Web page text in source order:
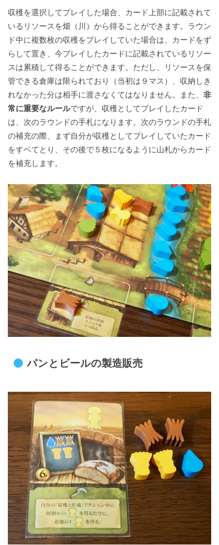
収穫を選択してプレイした場合、カード上部に記載されて
いるリソースを畑（川）から得ることができます。ラウン
ド中に複数枚の収穫をプレイしていた場合は、カードをず
らして置き、今プレイしたカードに記載されているリソー
スは累積して得ることができます。ただし、リソースを保
管できる倉庫は限られており（当初は９マス）、収納しき
れなかった分は相手に渡さなくてはなりません。また、 非
常に重要なルールですが、収穫としてプレイしたカード
は、次のラウンドの手札になります。次のラウンドの手札
の補充の際、まず自分が収穫としてプレイしていたカード
をすベてとり、その後で５枚になるように山札からカード
を補充します。
パンとビールの製造販売